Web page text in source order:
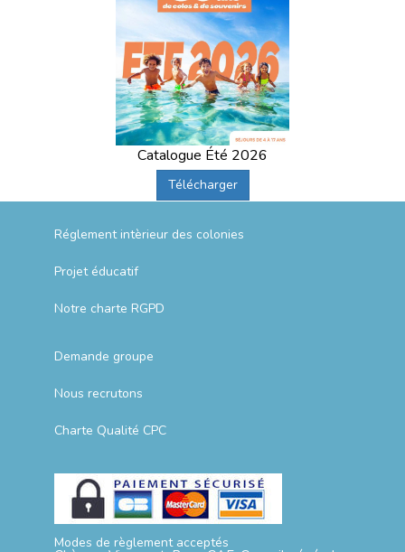
Catalogue Été 2026
Télécharger
Réglement intèrieur des colonies
Projet éducatif
Notre charte RGPD
Demande groupe
Nous recrutons
Charte Qualité CPC
Modes de règlement acceptés